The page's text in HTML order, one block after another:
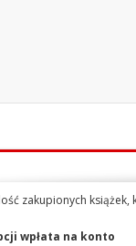
zakupionych książek,
wpłata na konto